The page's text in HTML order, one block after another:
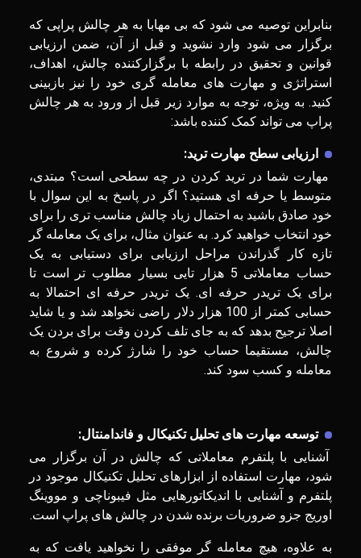
بنابراین توصیه می شود که بی مهابا به هر چالش پراپی که
برگزار می شود وارد نشوید و قبل از آن، ضمن ارزیابی
قوانین و تحقیق در رابطه با برگزارکننده چالش، اهداف،
استراتژی و مهارت های معامله گری خود را نیز بازبینی
کنید. به ویژه، توجه به موارد زیر قبل از ورود به هر چالش
پراپ می تواند کمک کننده باشد:
ارزیابی سطح مهارت ترید:
مهارت شما در ترید کردن در چه سطحی است؟ مبتدی،
متوسط یا حرفه ای هستید؟ اگر در پاسخ به این سوال با
خود صادق باشید به احتمال زیاد چالش مناسب تری را برای
خود انتخاب خواهید کرد. به عنوان مثال، برای یک معامله گر
تازه کار گذراندن مراحل ارزیابی برای دستیابی به یک
حساب معاملاتی 5 هزار تایی بسیار مطلوب تر است تا
برای یک تریدر حرفه ای. یک تریدر حرفه ای احتمالا به
حسابی کمتر از 100 هزار دلار راضی نخواهد شد و یا شاید
اصلا ترجیح بدهد که به جای تلف کردن وقت برای بردن یک
چالش، مستقیما حساب خود را شارژ کرده و شروع به
معامله و کسب سود کند.
توسعه مهارت های تحلیل تکنیکال و فاندامنتال:
آشنایی با پلتفرم معاملاتی که چالش در آن برگزار می
شود، مهارت استفاده از ابزارهای تحلیل تکنیکال موجود در
پلتفرم و آشنایی با اندیکاتورهایی مثل فیبوناچی و مووینگ
اوریج جزو ضروریات برنده شدن در چالش های پراپ است.
به علاوه، هیچ معامله گر موفقی را نخواهید یافت که به